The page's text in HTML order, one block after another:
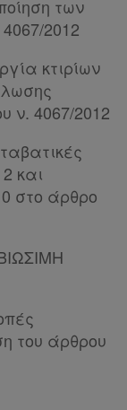
των
2012
κτιρίων
ν. 4067/2012
και
στο άρθρο
του άρθρου